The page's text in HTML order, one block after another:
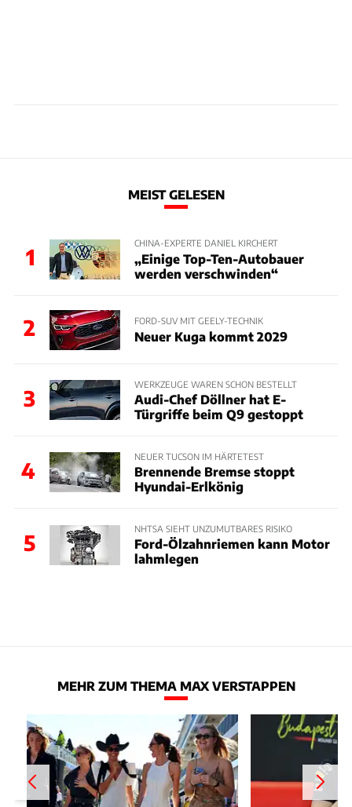
MEIST GELESEN
1
CHINA-EXPERTE DANIEL KIRCHERT
„Einige Top-Ten-Autobauer
werden verschwinden“
2 FORD-SUV MIT GEELY-TECHNIK
Neuer Kuga kommt 2029
3
WERKZEUGE WAREN SCHON BESTELLT
Audi-Chef Döllner hat E-
Türgriffe beim Q9 gestoppt
4
NEUER TUCSON IM HÄRTETEST
Brennende Bremse stoppt
Hyundai-Erlkönig
5
NHTSA SIEHT UNZUMUTBARES RISIKO
Ford-Ölzahnriemen kann Motor
lahmlegen
MEHR ZUM THEMA MAX VERSTAPPEN